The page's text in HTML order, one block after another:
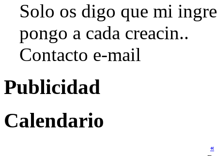
Solo os digo que mi
pongo a cada creacin..
Contacto e-mail
Publicidad
Calendario
«